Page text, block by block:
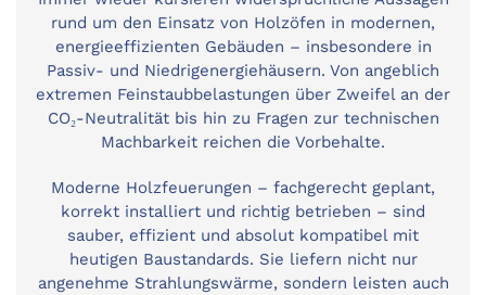
rund um den Einsatz von Holzöfen in modernen,
energieeffizienten Gebäuden – insbesondere in
Passiv- und Niedrigenergiehäusern. Von angeblich
extremen Feinstaubbelastungen über Zweifel an der
CO₂-Neutralität bis hin zu Fragen zur technischen
Machbarkeit reichen die Vorbehalte.
Moderne Holzfeuerungen – fachgerecht geplant,
korrekt installiert und richtig betrieben – sind
sauber, effizient und absolut kompatibel mit
heutigen Baustandards. Sie liefern nicht nur
angenehme Strahlungswärme, sondern leisten auch